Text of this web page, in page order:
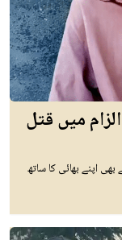
میں قتل
اپنے بھائی کا ساتھ